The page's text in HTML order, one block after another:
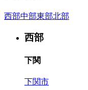
西部中部東部北部
西部
下関
下関市